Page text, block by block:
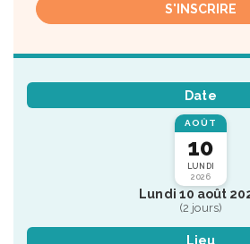
S'INSCRIRE
Date
AOÛT
10
LUNDI
2026
Lundi 10 août
(2 jours)
Lieu